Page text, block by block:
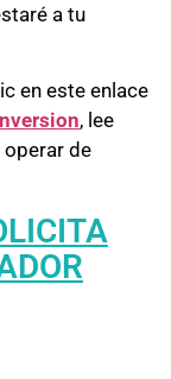
a tu
en este enlace
, lee
de